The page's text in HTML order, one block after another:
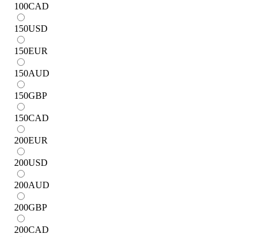
100CAD
150USD
150EUR
150AUD
150GBP
150CAD
200EUR
200USD
200AUD
200GBP
200CAD